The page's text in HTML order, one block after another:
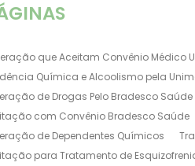
que Aceitam Convênio Médico
Química e Alcoolismo pela
de Drogas Pelo Bradesco Saúde
com Convênio Bradesco Saúde
de Dependentes Químicos
para Tratamento de